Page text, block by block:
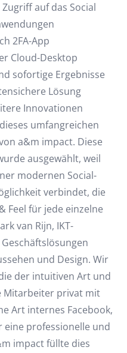
auf das Social
2FA-App
Cloud-Desktop
sofortige Ergebnisse
Lösung
Innovationen
umfangreichen
a&m impact. Diese
ausgewählt, weil
modernen Social-
verbindet, die
Feel für jede einzelne
van Rijn, IKT-
und Design. Wir
der intuitiven Art und
Mitarbeiter privat mit
Art internes Facebook,
professionelle und
impact füllte dies